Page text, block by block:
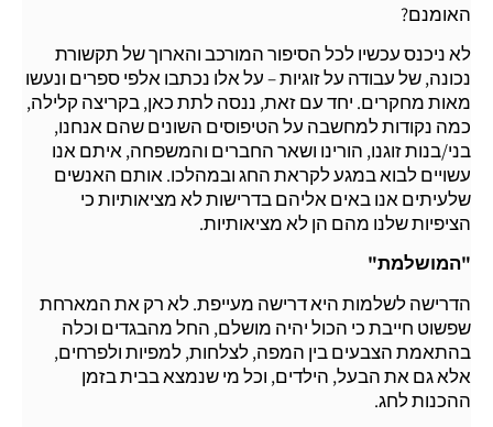
האומנם?
לא ניכנס עכשיו לכל הסיפור המורכב והארוך של תקשורת
נכונה, של עבודה על זוגיות – על אלו נכתבו אלפי ספרים ונעשו
מאות מחקרים. יחד עם זאת, ננסה לתת כאן, בקריצה קלילה,
כמה נקודות למחשבה על הטיפוסים השונים שהם אנחנו,
בני/בנות זוגנו, הורינו ושאר החברים והמשפחה, איתם אנו
עשויים לבוא במגע לקראת החג ובמהלכו. אותם האנשים
שלעיתים אנו באים אליהם בדרישות לא מציאותיות כי
הציפיות שלנו מהם הן לא מציאותיות.
"המושלמת"
הדרישה לשלמות היא דרישה מעייפת. לא רק את המארחת
שפשוט חייבת כי הכול יהיה מושלם, החל מהבגדים וכלה
בהתאמת הצבעים בין המפה, לצלחות, למפיות ולפרחים,
אלא גם את הבעל, הילדים, וכל מי שנמצא בבית בזמן
ההכנות לחג.